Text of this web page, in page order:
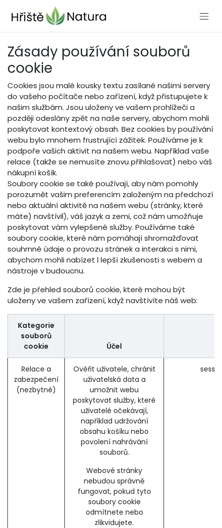
Přejít na obsah
Zásady používání souborů
cookie
Cookies jsou malé kousky textu zasílané našimi servery
do vašeho počítače nebo zařízení, když přistupujete k
našim službám. Jsou uloženy ve vašem prohlížeči a
později odeslány zpět na naše servery, abychom mohli
poskytovat kontextový obsah. Bez cookies by používání
webu bylo mnohem frustrující zážitek. Používáme je k
podpoře vašich aktivit na našem webu. Například vaše
relace (takže se nemusíte znovu přihlašovat) nebo váš
nákupní košík.
Soubory cookie se také používají, aby nám pomohly
porozumět vašim preferencím založeným na předchozí
nebo aktuální aktivitě na našem webu (stránky, které
máte) navštívil), váš jazyk a zemi, což nám umožňuje
poskytovat vám vylepšené služby. Používáme také
soubory cookie, které nám pomáhají shromažďovat
souhrnné údaje o provozu stránek a interakci s nimi,
abychom mohli nabízet l lepší zkušenosti s webem a
nástroje v budoucnu.
Zde je přehled souborů cookie, které mohou být
uloženy ve vašem zařízení, když navštívíte náš web:
Kategorie
souborů
cookie
Účel
Relace a
zabezpečení
(nezbytné)
Ověřit uživatele, chránit
uživatelská data a
umožnit webu
poskytovat služby, které
uživatelé očekávají,
například udržování
obsahu košíku nebo
povolení nahrávání
souborů.
Webové stránky
nebudou správně
fungovat, pokud tyto
soubory cookie
odmítnete nebo
zlikvidujete.